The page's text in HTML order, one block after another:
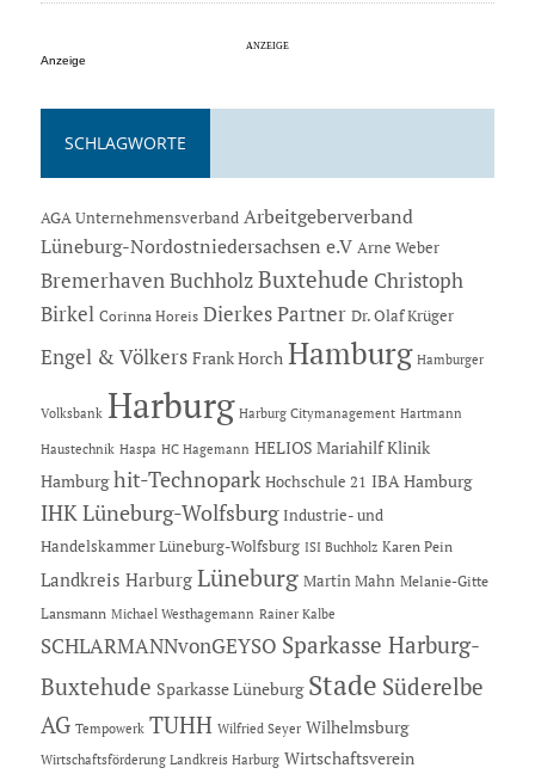
Anzeige
SCHLAGWORTE
AGA Unternehmensverband Arbeitgeberverband
Lüneburg-Nordostniedersachsen e.V Arne Weber
Bremerhaven Buchholz Buxtehude Christoph
Birkel Corinna Horeis Dierkes Partner Dr. Olaf Krüger
Engel & Völkers Frank Horch Hamburg Hamburger
Volksbank Harburg Harburg Citymanagement Hartmann
Haustechnik Haspa HC Hagemann HELIOS Mariahilf Klinik
Hamburg hit-Technopark Hochschule 21 IBA Hamburg
IHK Lüneburg-Wolfsburg Industrie- und
Handelskammer Lüneburg-Wolfsburg ISI Buchholz Karen Pein
Landkreis Harburg Lüneburg Martin Mahn Melanie-Gitte
Lansmann Michael Westhagemann Rainer Kalbe
SCHLARMANNvonGEYSO Sparkasse Harburg-
Buxtehude Sparkasse Lüneburg Stade Süderelbe
AG Tempowerk TUHH Wilfried Seyer Wilhelmsburg
Wirtschaftsförderung Landkreis Harburg Wirtschaftsverein